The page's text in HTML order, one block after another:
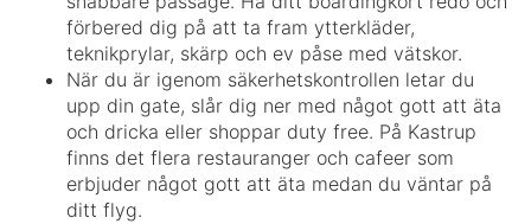
förbered dig på att ta fram ytterkläder,
teknikprylar, skärp och ev påse med vätskor.
När du är igenom säkerhetskontrollen letar du
upp din gate, slår dig ner med något gott att äta
och dricka eller shoppar duty free. På Kastrup
finns det flera restauranger och cafeer som
erbjuder något gott att äta medan du väntar på
ditt flyg.